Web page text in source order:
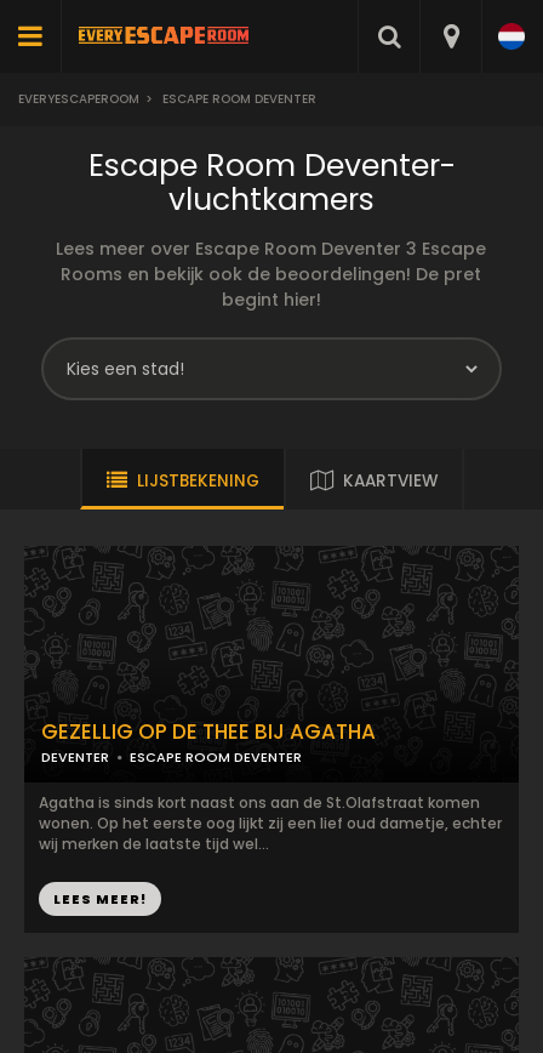
EVERYESCAPEROOM > ESCAPE ROOM DEVENTER
Escape Room Deventer-
vluchtkamers
Lees meer over Escape Room Deventer 3 Escape
Rooms en bekijk ook de beoordelingen! De pret
begint hier!
LIJSTBEKENING KAARTVIEW
GEZELLIG OP DE THEE BIJ AGATHA
DEVENTER ESCAPE ROOM DEVENTER
Agatha is sinds kort naast ons aan de St.Olafstraat komen
wonen. Op het eerste oog lijkt zij een lief oud dametje, echter
wij merken de laatste tijd wel...
LEES MEER!